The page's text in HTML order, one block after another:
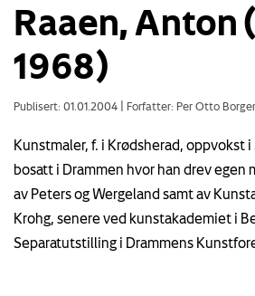
Raaen, Anton
1968)
Publisert: 01.01.2004 Forfatter: Per Otto
Kunstmaler, f. i Krødsherad, oppvokst
bosatt i Drammen hvor han drev egen
av Peters og Wergeland samt av
Krohg, senere ved kunstakademiet i
Separatutstilling i Drammens